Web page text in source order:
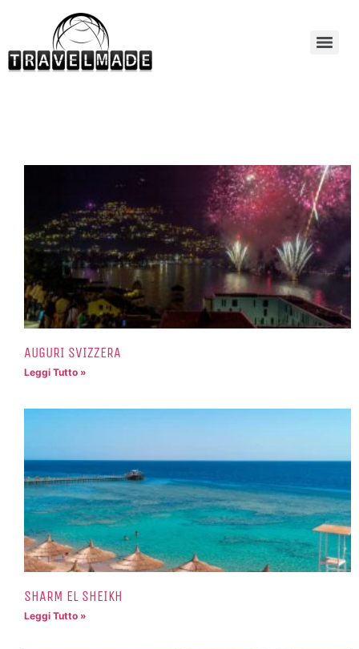
AUGURI SVIZZERA
Leggi Tutto »
SHARM EL SHEIKH
Leggi Tutto »